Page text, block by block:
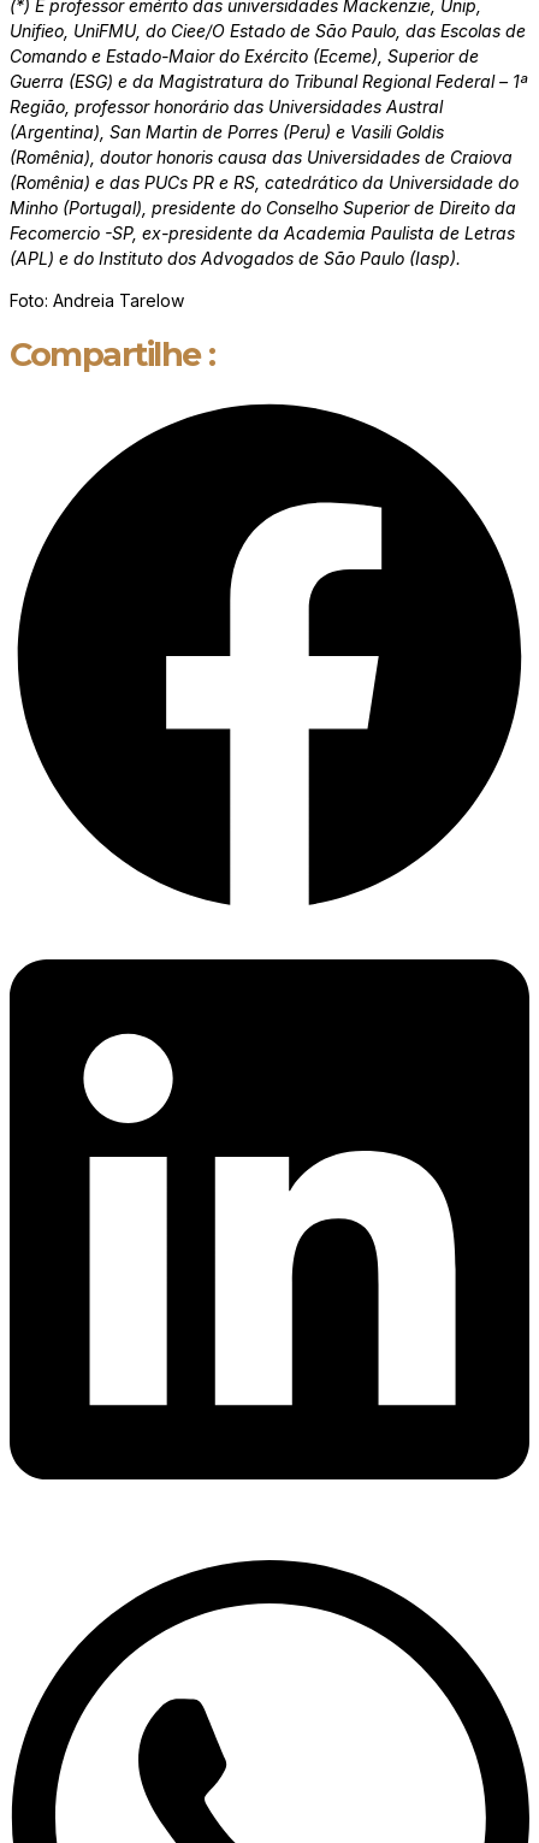
(*) É professor emérito das universidades Mackenzie, Unip,
Unifieo, UniFMU, do Ciee/O Estado de São Paulo, das Escolas de
Comando e Estado-Maior do Exército (Eceme), Superior de
Guerra (ESG) e da Magistratura do Tribunal Regional Federal – 1ª
Região, professor honorário das Universidades Austral
(Argentina), San Martin de Porres (Peru) e Vasili Goldis
(Romênia), doutor honoris causa das Universidades de Craiova
(Romênia) e das PUCs PR e RS, catedrático da Universidade do
Minho (Portugal), presidente do Conselho Superior de Direito da
Fecomercio -SP, ex-presidente da Academia Paulista de Letras
(APL) e do Instituto dos Advogados de São Paulo (Iasp).
Foto: Andreia Tarelow
Compartilhe :